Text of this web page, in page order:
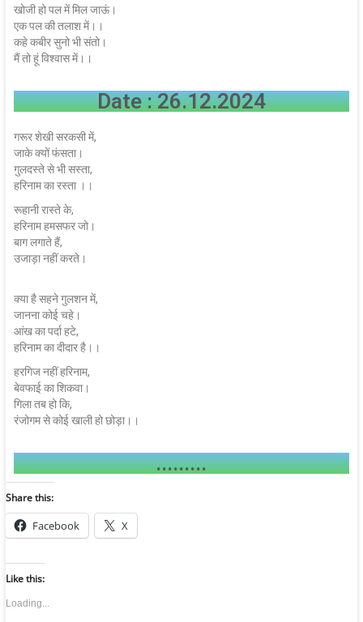
खोजी हो पल में मिल जाऊं।
एक पल की तलाश में।।
कहे कबीर सुनो भी संतो।
मैं तो हूं विश्वास में।।
Date : 26.12.2024
गरूर शेखी सरकसी में,
जाके क्यों फंसता।
गुलदस्ते से भी सस्ता,
हरिनाम का रस्ता ।।
रूहानी रास्ते के,
हरिनाम हमसफर जो।
बाग लगाते हैं,
उजाड़ा नहीं करते।
क्या है सहने गुलशन में,
जानना कोई चहे।
आंख का पर्दा हटे,
हरिनाम का दीदार है।।
हरगिज नहीं हरिनाम,
बेवफाई का शिकवा।
गिला तब हो कि,
रंजोगम से कोई खाली हो छोड़ा।।
.........
Share this:
Facebook X
Like this:
Loading...